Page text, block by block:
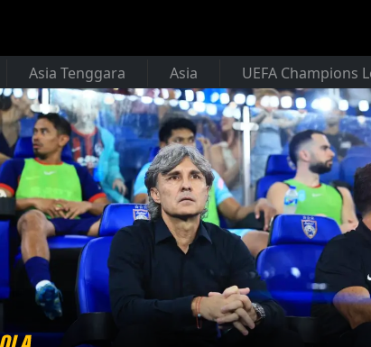
Asia Tenggara Asia UEFA Champions